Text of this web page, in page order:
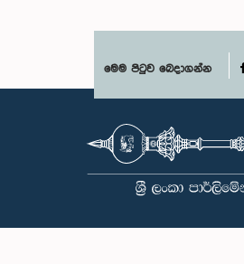
මෙම පිටුව බෙදාගන්න